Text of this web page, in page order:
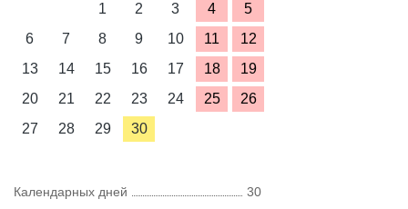
1
2 3 4
5
6
7 8 9 10 11
12
13
14 15 16 17 18
19
20
21 22 23 24 25
26
27
28 29 30
Календарных дней
30